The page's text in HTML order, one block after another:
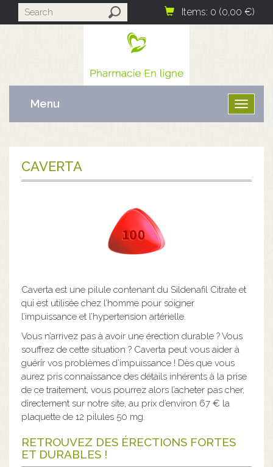
Items: 0 (0,00 €)
Ouvrir
Menu
CAVERTA
Caverta est une pilule contenant du Sildenafil Citrate et
qui est utilisée chez l’homme pour soigner
l’impuissance et l’hypertension artérielle.
Vous n’arrivez pas à avoir une érection durable ? Vous
souffrez de cette situation ? Caverta peut vous aider à
guérir vos problèmes d’impuissance ! Dès que vous
aurez pris connaissance des détails inhérents à la prise
de ce traitement, vous pourrez alors l’acheter pas cher,
directement sur notre site, au prix d’environ 67 € la
plaquette de 12 pilules 50 mg.
RETROUVEZ DES ÉRECTIONS FORTES
ET DURABLES !